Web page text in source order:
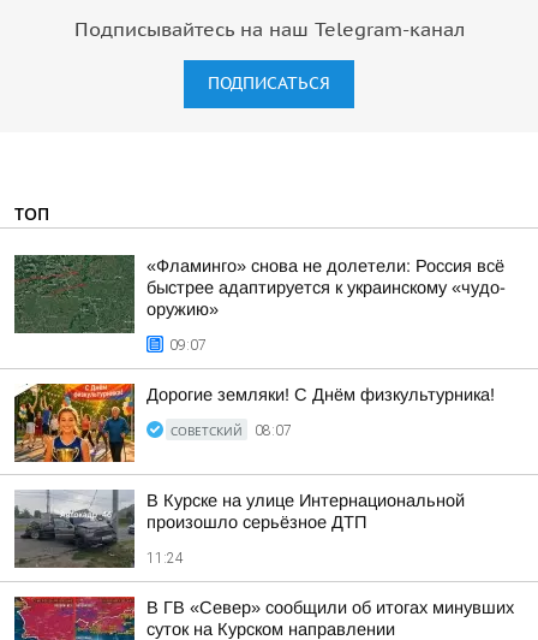
Подписывайтесь на наш Telegram-канал
ПОДПИСАТЬСЯ
ТОП
«Фламинго» снова не долетели: Россия всё
быстрее адаптируется к украинскому «чудо-
оружию»
09:07
Дорогие земляки! С Днём физкультурника!
СОВЕТСКИЙ 08:07
В Курске на улице Интернациональной
произошло серьёзное ДТП
11:24
В ГВ «Север» сообщили об итогах минувших
суток на Курском направлении